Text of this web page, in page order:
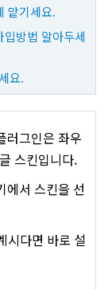
맡기세요.
방법 알아두세
요.
러그인은 좌우
스킨입니다.
에서 스킨을 선
시다면 바로 설